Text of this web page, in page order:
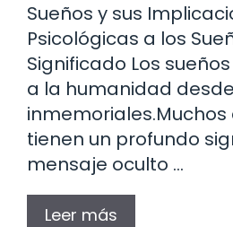
Sueños y sus
Psicológicas a los
Significado Los
a la humanidad
inmemoriales.Muchos
tienen un profundo
mensaje oculto …
Leer más